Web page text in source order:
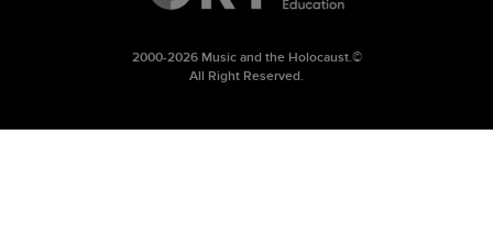
2000-2026 Music and the Holocaust.©
All Right Reserved.